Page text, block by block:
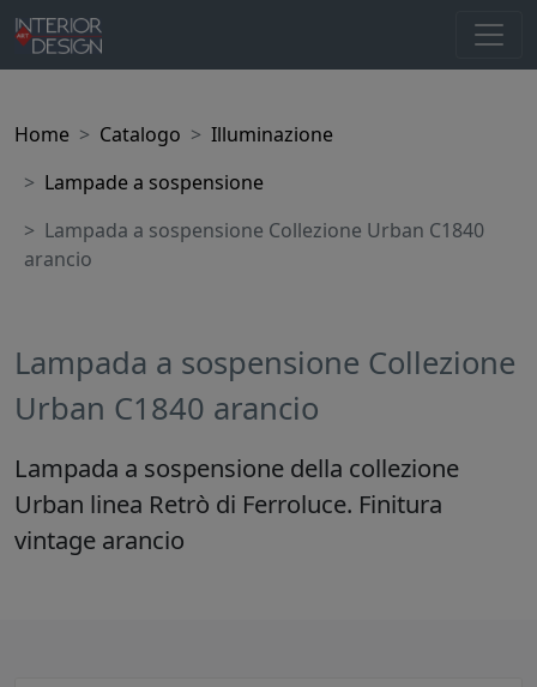
Home Catalogo
Illuminazione
Lampade a sospensione
Lampada a sospensione Collezione Urban C1840
arancio
Lampada a sospensione Collezione
Urban C1840 arancio
Lampada a sospensione della collezione
Urban linea Retrò di Ferroluce. Finitura
vintage arancio